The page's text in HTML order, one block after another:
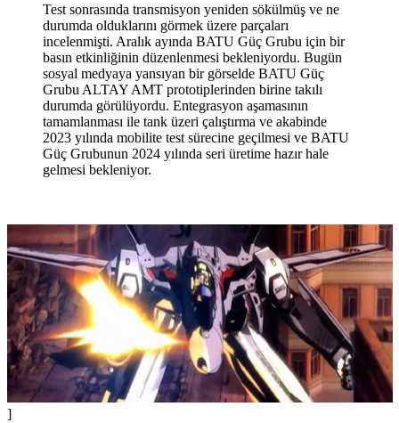
Test sonrasında transmisyon yeniden sökülmüş ve ne
durumda olduklarını görmek üzere parçaları
incelenmişti. Aralık ayında BATU Güç Grubu için bir
basın etkinliğinin düzenlenmesi bekleniyordu. Bugün
sosyal medyaya yansıyan bir görselde BATU Güç
Grubu ALTAY AMT prototiplerinden birine takılı
durumda görülüyordu. Entegrasyon aşamasının
tamamlanması ile tank üzeri çalıştırma ve akabinde
2023 yılında mobilite test sürecine geçilmesi ve BATU
Güç Grubunun 2024 yılında seri üretime hazır hale
gelmesi bekleniyor.
]